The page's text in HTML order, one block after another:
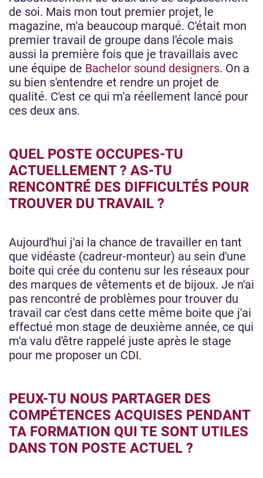
de soi. Mais mon tout premier projet, le
magazine, m'a beaucoup marqué. C'était mon
premier travail de groupe dans l'école mais
aussi la première fois que je travaillais avec
une équipe de Bachelor sound designers. On a
su bien s'entendre et rendre un projet de
qualité. C'est ce qui m'a réellement lancé pour
ces deux ans.
QUEL POSTE OCCUPES-TU
ACTUELLEMENT ? AS-TU
RENCONTRÉ DES DIFFICULTÉS POUR
TROUVER DU TRAVAIL ?
Aujourd'hui j'ai la chance de travailler en tant
que vidéaste (cadreur-monteur) au sein d'une
boite qui crée du contenu sur les réseaux pour
des marques de vêtements et de bijoux. Je n'ai
pas rencontré de problèmes pour trouver du
travail car c'est dans cette même boite que j'ai
effectué mon stage de deuxième année, ce qui
m'a valu d'être rappelé juste après le stage
pour me proposer un CDI.
PEUX-TU NOUS PARTAGER DES
COMPÉTENCES ACQUISES PENDANT
TA FORMATION QUI TE SONT UTILES
DANS TON POSTE ACTUEL ?